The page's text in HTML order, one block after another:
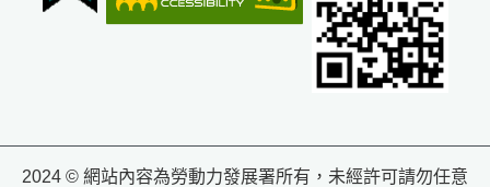
2024 © 網站內容為勞動力發展署所有，未經許可請勿任意